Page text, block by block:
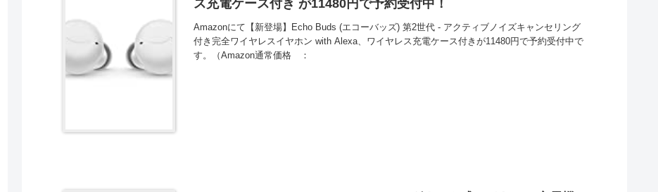
ス充電ケース付き が11480円で予約受付中！
Amazonにて【新登場】Echo Buds (エコーバッズ) 第2世代 - アクティブノイズキャンセリング
付き完全ワイヤレスイヤホン with Alexa、ワイヤレス充電ケース付きが11480円で予約受付中で
す。（Amazon通常価格 ：